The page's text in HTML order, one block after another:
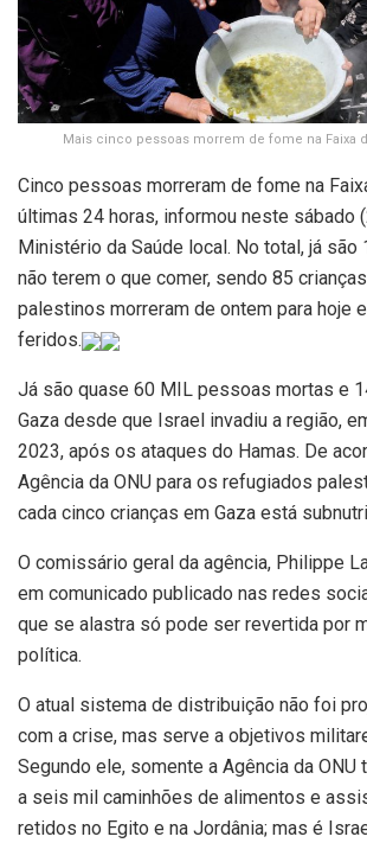
Mais cinco pessoas morrem de fome na Faixa
Cinco pessoas morreram de fome na
últimas 24 horas, informou neste sábado
Ministério da Saúde local. No total, já são
não terem o que comer, sendo 85
palestinos morreram de ontem para hoje
feridos.
Já são quase 60 MIL pessoas mortas e
Gaza desde que Israel invadiu a região,
2023, após os ataques do Hamas. De
Agência da ONU para os refugiados
cada cinco crianças em Gaza está
O comissário geral da agência, Philippe
em comunicado publicado nas redes
que se alastra só pode ser revertida por
política.
O atual sistema de distribuição não foi
com a crise, mas serve a objetivos
Segundo ele, somente a Agência da ONU
a seis mil caminhões de alimentos e
retidos no Egito e na Jordânia; mas é